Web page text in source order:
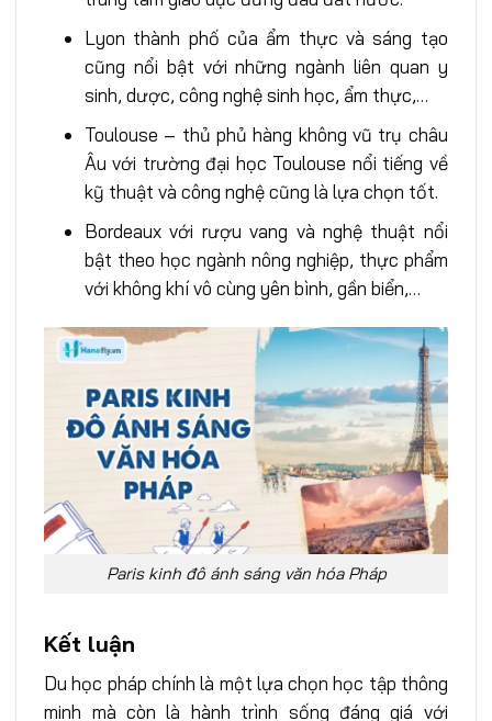
Lyon thành phố của ẩm thực và sáng tạo
cũng nổi bật với những ngành liên quan y
sinh, dược, công nghệ sinh học, ẩm thực,…
Toulouse – thủ phủ hàng không vũ trụ châu
Âu với trường đại học Toulouse nổi tiếng về
kỹ thuật và công nghệ cũng là lựa chọn tốt.
Bordeaux với rượu vang và nghệ thuật nổi
bật theo học ngành nông nghiệp, thực phẩm
với không khí vô cùng yên bình, gần biển,…
Paris kinh đô ánh sáng văn hóa Pháp
Kết luận
Du học pháp chính là một lựa chọn học tập thông
minh mà còn là hành trình sống đáng giá với